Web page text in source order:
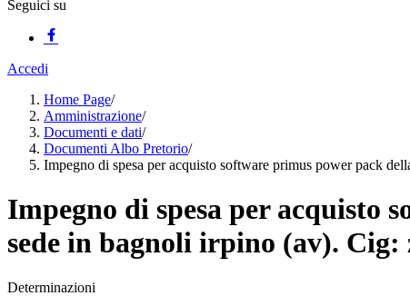
Seguici su
Accedi
Home Page/
Amministrazione/
Documenti e dati/
Documenti Albo Pretorio/
Impegno di spesa per acquisto software primus power pack
Impegno di spesa per acquisto
sede in bagnoli irpino (av). Cig:
Determinazioni